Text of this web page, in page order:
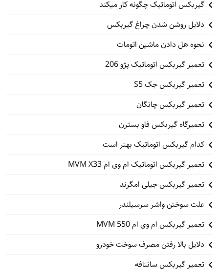
گیربکس اتوماتیک چگونه کار میکند
دلایل روشن شدن چراغ گیربکس
نحوه هل دادن ماشین اتومات
تعمیر گیربکس اتوماتیک پژو 206
تعمیر گیربکس جک S5
تعمیر گیربکس چانگان
تعمیرگاه گیربکس فاو بسترن
کدام گیربکس اتوماتیک بهتر است
تعمیر گیربکس اتوماتیک ام وی ام MVM X33
تعمیر گیربکس جیلی امگرند
علت سوختن واشر سرسیلندر
تعمیر گیربکس ام وی ام 550 MVM
دلایل بالا رفتن مصرف سوخت خودرو
تعمیر گیربکس سانتافه